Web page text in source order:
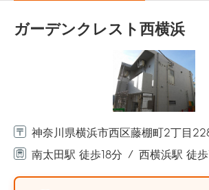
ガーデンクレスト西横浜
神奈川県横浜市西区藤棚町2丁目
南太田駅 徒歩18分
西横浜駅 徒